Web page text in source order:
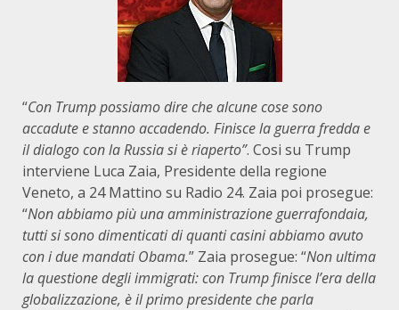
“Con Trump possiamo dire che alcune cose sono
accadute e stanno accadendo. Finisce la guerra fredda e
il dialogo con la Russia si è riaperto”. Cosi su Trump
interviene Luca Zaia, Presidente della regione
Veneto, a 24 Mattino su Radio 24. Zaia poi prosegue:
“Non abbiamo più una amministrazione guerrafondaia,
tutti si sono dimenticati di quanti casini abbiamo avuto
con i due mandati Obama.” Zaia prosegue: “Non ultima
la questione degli immigrati: con Trump finisce l’era della
globalizzazione, è il primo presidente che parla